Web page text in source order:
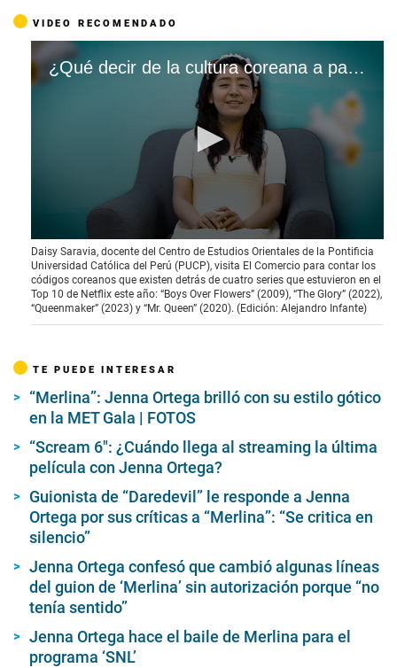
VIDEO RECOMENDADO
¿Qué decir de la cultura coreana a partir de 4 series de Netflix? #VideosGEC
0
s
e
c
o
n
d
f
2
m
n
u
t
s
,
6
e
c
o
n
d
s
Daisy Saravia, docente del Centro de Estudios Orientales de la Pontificia
Universidad Católica del Perú (PUCP), visita El Comercio para contar los
códigos coreanos que existen detrás de cuatro series que estuvieron en el
Top 10 de Netflix este año: “Boys Over Flowers” (2009), “The Glory” (2022),
“Queenmaker” (2023) y “Mr. Queen” (2020). (Edición: Alejandro Infante)
TE PUEDE INTERESAR
“Merlina”: Jenna Ortega brilló con su estilo gótico
en la MET Gala | FOTOS
“Scream 6″: ¿Cuándo llega al streaming la última
película con Jenna Ortega?
Guionista de “Daredevil” le responde a Jenna
Ortega por sus críticas a “Merlina”: “Se critica en
silencio”
Jenna Ortega confesó que cambió algunas líneas
del guion de ‘Merlina’ sin autorización porque “no
tenía sentido”
Jenna Ortega hace el baile de Merlina para el
programa ‘SNL’